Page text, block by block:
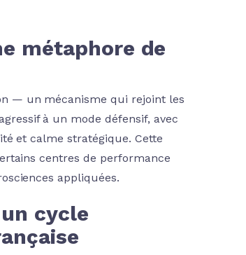
métaphore de
— un mécanisme qui rejoint les
à un mode défensif, avec
et calme stratégique. Cette
centres de performance
appliquées.
cycle